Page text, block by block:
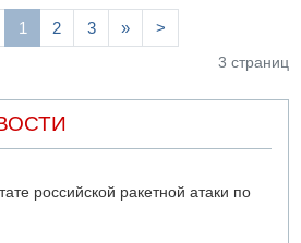
Корее начались массовые
1 2 3 » >
3 страниц
российской ракетной атаки по